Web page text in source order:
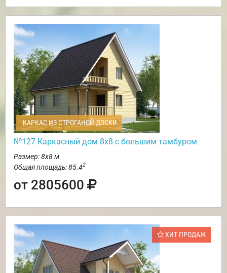
КАРКАС ИЗ СТРОГАНОЙ ДОСКИ
№127 Каркасный дом 8х8 с большим тамбуром
Размер: 8х8 м
Общая площадь: 85.42
от 2805600
ХИТ ПРОДАЖ